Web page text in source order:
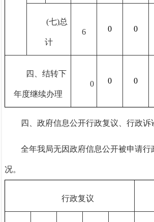
(七)总
计
6 0 0
四、结转下
年度继续办理
0 0 0
四、政府信息公开行政复议、行政诉
全年我局无因政府信息公开被申请行
况。
行政复议